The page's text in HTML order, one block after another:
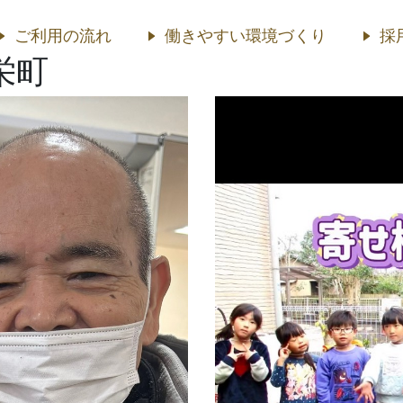
ご利用の流れ 働きやすい環境づくり 採
町